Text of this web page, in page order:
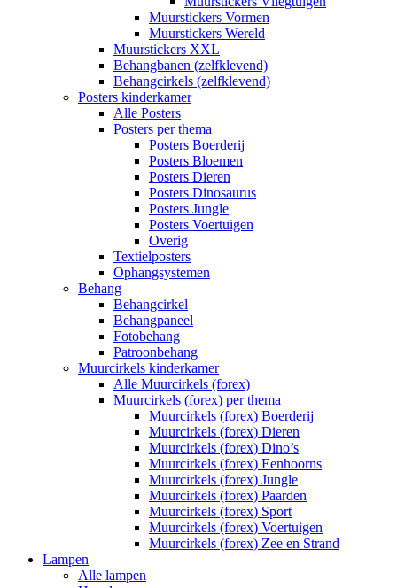
Muurstickers Vormen
Muurstickers Wereld
Muurstickers XXL
Behangbanen (zelfklevend)
Behangcirkels (zelfklevend)
Posters kinderkamer
Alle Posters
Posters per thema
Posters Boerderij
Posters Bloemen
Posters Dieren
Posters Dinosaurus
Posters Jungle
Posters Voertuigen
Overig
Textielposters
Ophangsystemen
Behang
Behangcirkel
Behangpaneel
Fotobehang
Patroonbehang
Muurcirkels kinderkamer
Alle Muurcirkels (forex)
Muurcirkels (forex) per thema
Muurcirkels (forex) Boerderij
Muurcirkels (forex) Dieren
Muurcirkels (forex) Dino’s
Muurcirkels (forex) Eenhoorns
Muurcirkels (forex) Jungle
Muurcirkels (forex) Paarden
Muurcirkels (forex) Sport
Muurcirkels (forex) Voertuigen
Muurcirkels (forex) Zee en Strand
Lampen
Alle lampen